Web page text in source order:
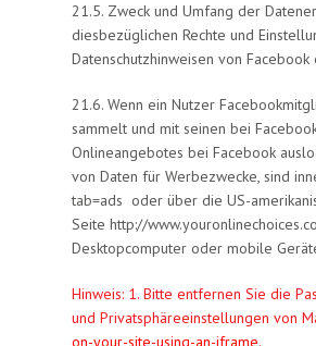
21.5. Zweck und Umfang der
diesbezüglichen Rechte und
Datenschutzhinweisen von
21.6. Wenn ein Nutzer
sammelt und mit seinen bei
Onlineangebotes bei Facebook
von Daten für Werbezwecke, sind
tab=ads oder über die US-
Seite http://
Desktopcomputer oder mobile
Hinweis: 1. Bitte entfernen Sie die
und Privatsphäreeinstellungen von
on-your-site-using-an-iframe.